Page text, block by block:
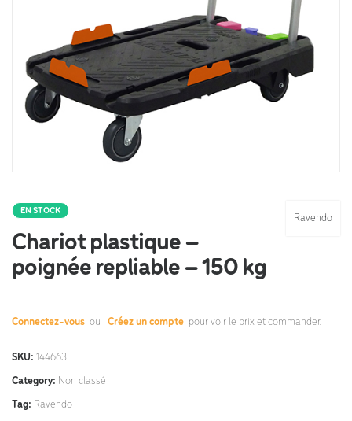
Ravendo
EN STOCK
Chariot plastique –
poignée repliable – 150 kg
Connectez-vous ou Créez un compte pour voir le prix et commander.
SKU: 144663
Category: Non classé
Tag: Ravendo